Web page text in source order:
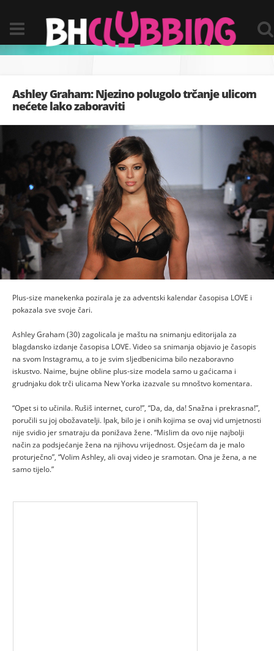
Ashley Graham: Njezino polugolo trčanje ulicom
nećete lako zaboraviti
Plus-size manekenka pozirala je za adventski kalendar časopisa LOVE i
pokazala sve svoje čari.
Ashley Graham (30) zagolicala je maštu na snimanju editorijala za
blagdansko izdanje časopisa LOVE. Video sa snimanja objavio je časopis
na svom Instagramu, a to je svim sljedbenicima bilo nezaboravno
iskustvo. Naime, bujne obline plus-size modela samo u gaćicama i
grudnjaku dok trči ulicama New Yorka izazvale su mnoštvo komentara.
“Opet si to učinila. Rušiš internet, curo!”, “Da, da, da! Snažna i prekrasna!”,
poručili su joj obožavatelji. Ipak, bilo je i onih kojima se ovaj vid umjetnosti
nije svidio jer smatraju da ponižava žene. “Mislim da ovo nije najbolji
način za podsjećanje žena na njihovu vrijednost. Osjećam da je malo
proturječno”, “Volim Ashley, ali ovaj video je sramotan. Ona je žena, a ne
samo tijelo.”